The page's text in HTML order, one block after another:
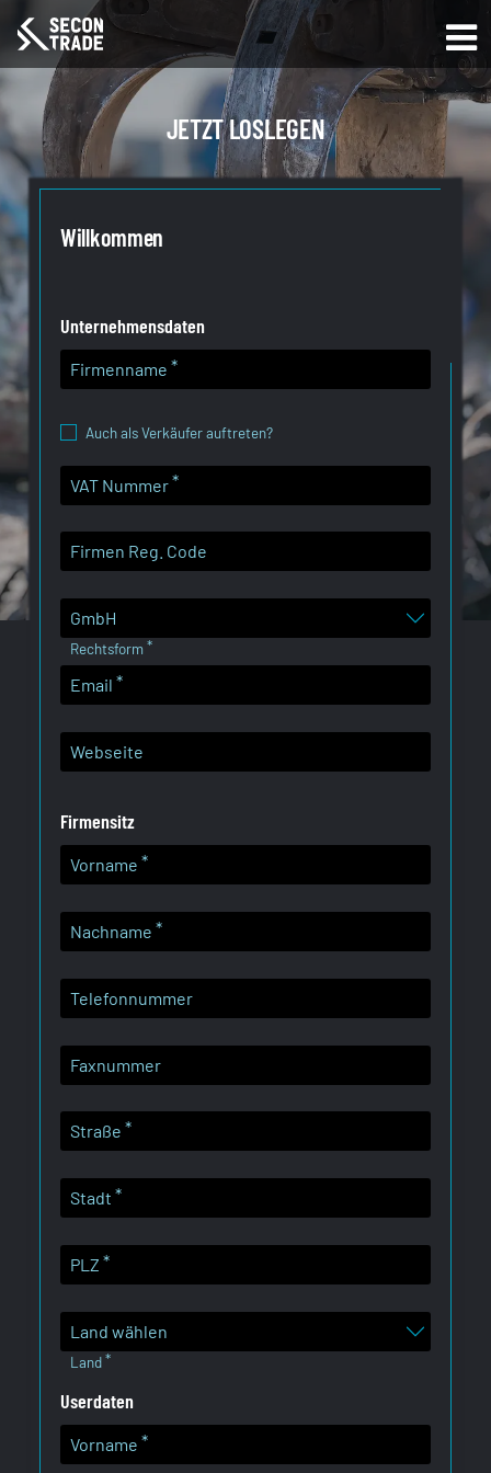
JETZT LOSLEGEN
Willkommen
Unternehmensdaten
Firmenname
Auch als Verkäufer auftreten?
VAT Nummer
Firmen Reg. Code
Rechtsform
Email
Webseite
Firmensitz
Vorname
Nachname
Telefonnummer
Faxnummer
Straße
Stadt
PLZ
Land
Userdaten
Vorname